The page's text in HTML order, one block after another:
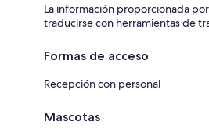
La información proporcionada
traducirse con herramientas de
Formas de acceso
Recepción con personal
Mascotas